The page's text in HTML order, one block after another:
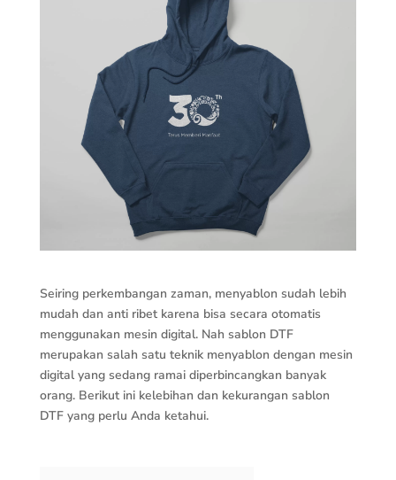
Seiring perkembangan zaman, menyablon sudah lebih
mudah dan anti ribet karena bisa secara otomatis
menggunakan mesin digital. Nah sablon DTF
merupakan salah satu teknik menyablon dengan mesin
digital yang sedang ramai diperbincangkan banyak
orang. Berikut ini kelebihan dan kekurangan sablon
DTF yang perlu Anda ketahui.